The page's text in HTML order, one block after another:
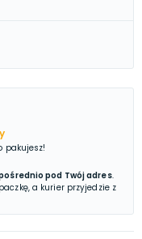
pakujesz!
pod Twój adres.
a kurier przyjedzie z